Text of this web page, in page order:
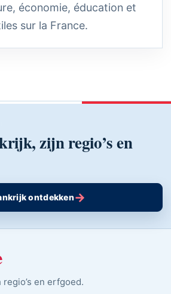
économie, éducation et
sur la France.
zijn regio’s en
ontdekken→
en erfgoed.